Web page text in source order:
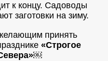
к концу. Садоводы
заготовки на зиму.
принять
«Строгое